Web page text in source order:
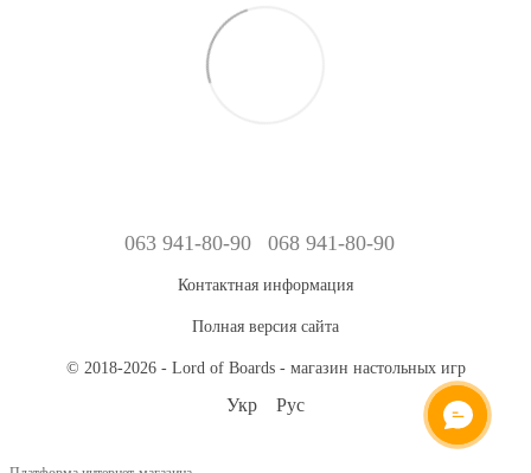
063 941-80-90 068 941-80-90
Контактная информация
Полная версия сайта
© 2018-2026 - Lord of Boards - магазин настольных игр
Укр Рус